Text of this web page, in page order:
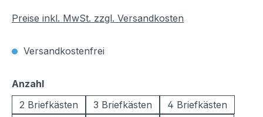
Preise inkl. MwSt. zzgl. Versandkosten
Versandkostenfrei
Anzahlauswählen
2 Briefkästen
3 Briefkästen
4 Briefkästen